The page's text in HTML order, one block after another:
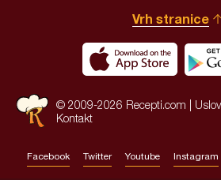
Vrh stranice
© 2009-2026 Recepti.com |
Kontakt
Facebook Twitter Youtube Instagram